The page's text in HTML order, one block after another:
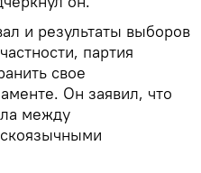
и результаты выборов
партия
свое
Он заявил, что
между